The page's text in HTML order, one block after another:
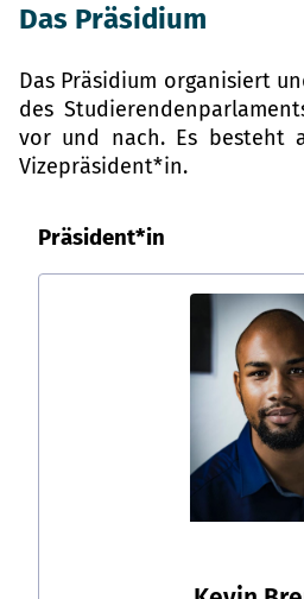
Das Präsidium
Das Präsidium organisiert
des
vor und nach. Es besteht
Vizepräsident*in.
Präsident*in